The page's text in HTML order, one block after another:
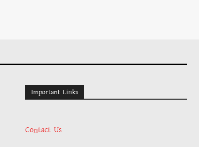
Important Links
Contact Us